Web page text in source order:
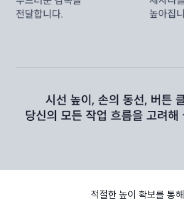
적절한 높이 확보를 통해